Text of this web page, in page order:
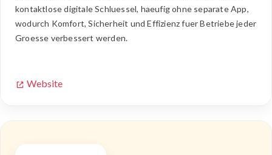
kontaktlose digitale Schluessel, haeufig ohne separate App,
wodurch Komfort, Sicherheit und Effizienz fuer Betriebe jeder
Groesse verbessert werden.
Website